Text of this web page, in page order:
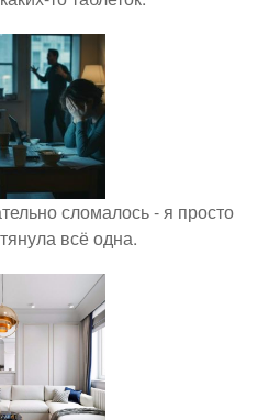
сломалось - я просто
всё одна.